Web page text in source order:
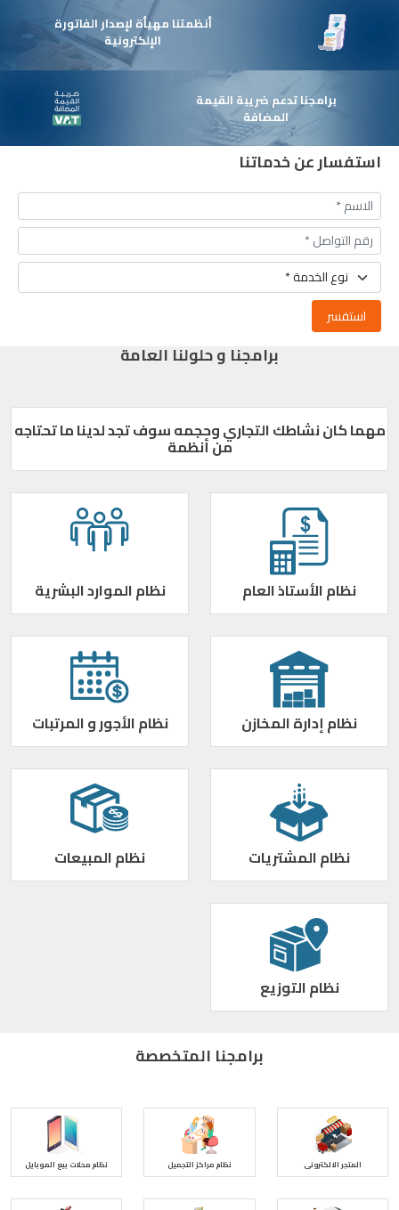
اشترك فى النظام
برامجنا تدعم ضريبة القيمة
المضافة
أنظمتنا مهيأة لإصدار الفاتورة
الإلكترونية
استفسار عن خدماتنا
استفسر
برامجنا و حلولنا العامة
مهما كان نشاطك التجاري وحجمه سوف تجد لدينا ما تحتاجه
من أنظمة
نظام الأستاذ العام نظام الموارد البشرية
نظام إدارة المخازن نظام الأجور و المرتبات
نظام المشتريات نظام المبيعات
نظام التوزيع
برامجنا المتخصصة
المتجر الالكترونى نظام مراكز التجميل نظام محلات بيع الموبايل